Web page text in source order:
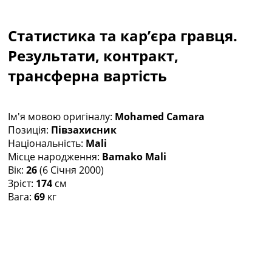
Чемпіонат Світу
Україна. Прем’єр-Ліга
Україна. Перша Ліга
Ліга Чемпіонів
Ще Турніри >>>
Таблиці
Чемпіонат Світу. Турнирні таблиці
Таблиця УПЛ
Перша Ліга
Таблиця АПЛ
Таблиця Ла Ліги
Статистика та кар’єра гравця.
Результати, контракт,
трансферна вартість
Ім'я мовою оригіналу: Mohamed Camara
Позиція: Півзахисник
Національність: Mali
Місце народження: Bamako Mali
Вік: 26(6 Січня 2000)
Зріст: 174 см
Вага: 69 кг